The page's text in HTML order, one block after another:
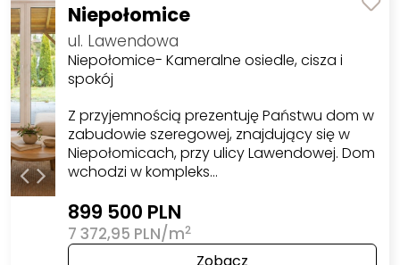
Niepołomice
ul. Lawendowa
Niepołomice- Kameralne osiedle, cisza i
spokój
Z przyjemnością prezentuję Państwu dom w
zabudowie szeregowej, znajdujący się w
Niepołomicach, przy ulicy Lawendowej. Dom
wchodzi w kompleks…
899 500 PLN
7 372,95 PLN/m2